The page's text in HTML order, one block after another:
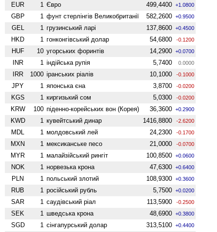
EUR 1 Євро 499,4400 +1.0800
GBP 1 фунт стерлінгів Велико­британії 582,2600 +0.9500
GEL 1 грузинський ларі 137,8600 +0.4500
HKD 1 гонконгівський долар 54,6800 -0.1200
HUF 10 угорських форинтів 14,2900 +0.0700
INR 1 індійська рупія 5,7400 0.0000
IRR 1000 іранських ріалів 10,1000 -0.1000
JPY 1 японська єна 3,8700 -0.0200
KGS 1 киргизький сом 5,0300 -0.0200
KRW 100 піденно-корейських вон (Корея) 36,3600 +0.2900
KWD 1 кувейтський динар 1416,8800 -2.6200
MDL 1 молдовський лей 24,2300 -0.1700
MXN 1 мексиканське песо 21,0000 -0.0700
MYR 1 малайзійський рингіт 100,8500 +0.0600
NOK 1 норвезька крона 47,6300 +0.6400
PLN 1 польський злотий 108,9300 +0.3600
RUB 1 російський рубль 5,7500 +0.0200
SAR 1 саудівський ріал 113,5900 -0.2500
SEK 1 шведська крона 48,6900 +0.3800
SGD 1 сінгапурський долар 313,5100 +0.4400